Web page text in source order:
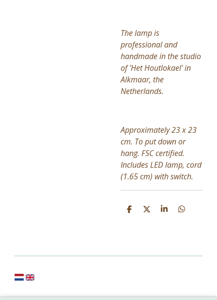
The lamp is
professional and
handmade in the studio
of 'Het Houtlokael' in
Alkmaar, the
Netherlands.
Approximately 23 x 23
cm. To put down or
hang. FSC certified.
Includes LED lamp, cord
(1.65 cm) with switch.
D
D
S
D